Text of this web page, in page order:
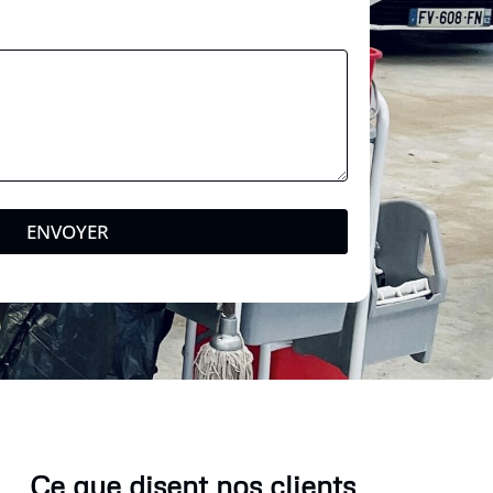
ENVOYER
Ce que disent nos clients